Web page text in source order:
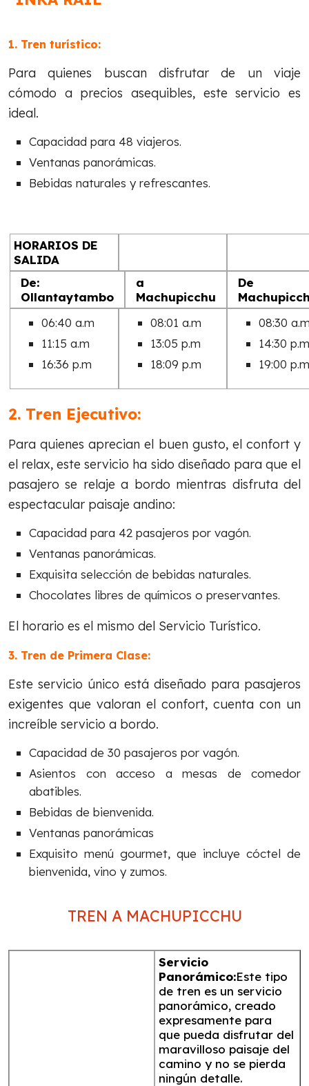
1. Tren turístico:
Para quienes buscan disfrutar de un viaje
cómodo a precios asequibles, este servicio es
ideal.
Capacidad para 48 viajeros.
Ventanas panorámicas.
Bebidas naturales y refrescantes.
HORARIOS DE
SALIDA
De:
Ollantaytambo
a
Machupicchu
De
06:40 a.m
11:15 a.m
16:36 p.m
08:01 a.m
13:05 p.m
18:09 p.m
08:30
14:30 p.m
19:00 p.m
2. Tren Ejecutivo:
Para quienes aprecian el buen gusto, el confort y
el relax, este servicio ha sido diseñado para que el
pasajero se relaje a bordo mientras disfruta del
espectacular paisaje andino:
Capacidad para 42 pasajeros por vagón.
Ventanas panorámicas.
Exquisita selección de bebidas naturales.
Chocolates libres de químicos o preservantes.
El horario es el mismo del Servicio Turístico.
3. Tren de Primera Clase:
Este servicio único está diseñado para pasajeros
exigentes que valoran el confort, cuenta con un
increíble servicio a bordo.
Capacidad de 30 pasajeros por vagón.
Asientos con acceso a mesas de comedor
abatibles.
Bebidas de bienvenida.
Ventanas panorámicas
Exquisito menú gourmet, que incluye cóctel de
bienvenida, vino y zumos.
TREN A MACHUPICCHU
Servicio
Panorámico:Este tipo
de tren es un servicio
panorámico, creado
expresamente para
que pueda disfrutar del
maravilloso paisaje del
camino y no se pierda
ningún detalle.